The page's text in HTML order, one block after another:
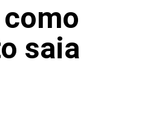
saia